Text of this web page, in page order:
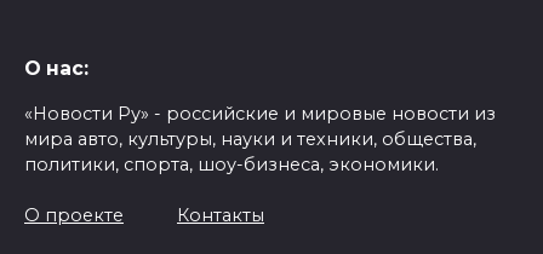
О нас:
«Новости Ру» - российские и мировые новости из
мира авто, культуры, науки и техники, общества,
политики, спорта, шоу-бизнеса, экономики.
О проекте Контакты